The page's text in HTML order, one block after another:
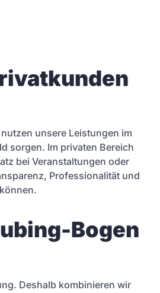
unsere Leistungen im
sorgen. Im privaten Bereich
bei Veranstaltungen oder
Professionalität und
Bogen
Deshalb kombinieren wir